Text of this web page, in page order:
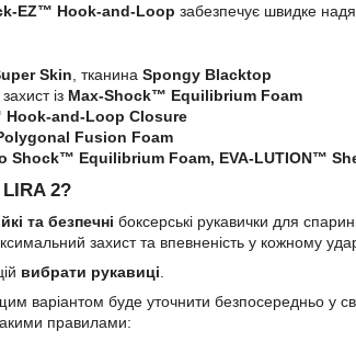
EZ™ Hook-and-Loop забезпечує швидке
Skin , тканина Spongy Blacktop
із Max-Shock™ Equilibrium Foam
and-Loop Closure
Fusion Foam
Shock™ Equilibrium Foam, EVA-LUTION™
2?
та безпечні боксерські рукавички для
захист та впевненість у кожному
вибрати рукавиці
варіантом буде уточнити безпосередньо у
правилами: